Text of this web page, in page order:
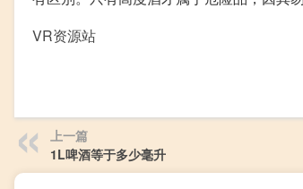
VR资源站
上一篇
1L啤酒等于多少毫升